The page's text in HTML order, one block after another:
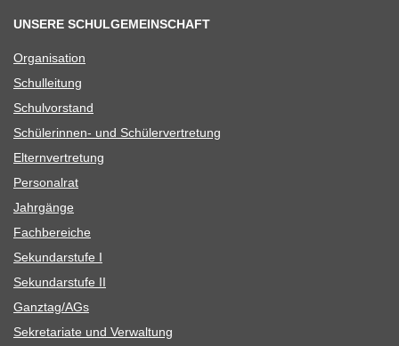
UNSERE SCHULGEMEINSCHAFT
Orga­ni­sa­tion
Schul­lei­tung
Schul­vor­stand
Schü­le­rin­nen- und Schülervertretung
Eltern­ver­tre­tung
Per­so­nal­rat
Jahr­gänge
Fach­be­rei­che
Sekun­dar­stufe I
Sekun­dar­stufe II
Ganztag/​​AGs
Sekre­ta­riate und Verwaltung